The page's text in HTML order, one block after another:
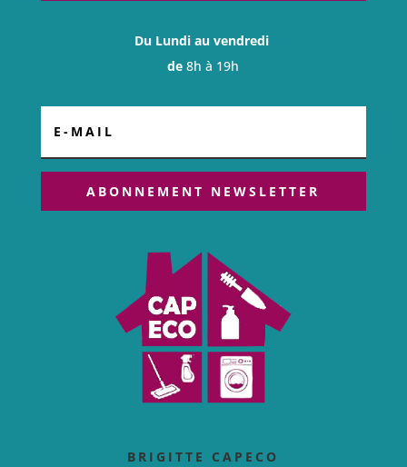
Du Lundi au vendredi
de 8h à 19h
ABONNEMENT NEWSLETTER
BRIGITTE CAPECO